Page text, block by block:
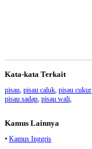
Kata-kata Terkait
pisau pisau caluk pisau cukur
pisau sadap pisau wali
Kamus Lainnya
• Kamus Inggris